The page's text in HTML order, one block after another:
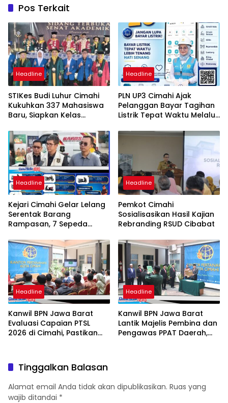
Pos Terkait
Headline
STIKes Budi Luhur Cimahi
Kukuhkan 337 Mahasiswa
Baru, Siapkan Kelas
Student Exchange ke
Filipina
Headline
PLN UP3 Cimahi Ajak
Pelanggan Bayar Tagihan
Listrik Tepat Waktu Melalui
Headline
Kejari Cimahi Gelar Lelang
Serentak Barang
Rampasan, 7 Sepeda
Siap Diburu Masyarakat
Headline
Pemkot Cimahi
Sosialisasikan Hasil Kajian
Rebranding RSUD Cibabat
Headline
Kanwil BPN Jawa Barat
Evaluasi Capaian PTSL
2026 di Cimahi, Pastikan
Headline
Kanwil BPN Jawa Barat
Lantik Majelis Pembina dan
Pengawas PPAT Daerah,
Tinggalkan Balasan
Alamat email Anda tidak akan dipublikasikan. Ruas yang
wajib ditandai *